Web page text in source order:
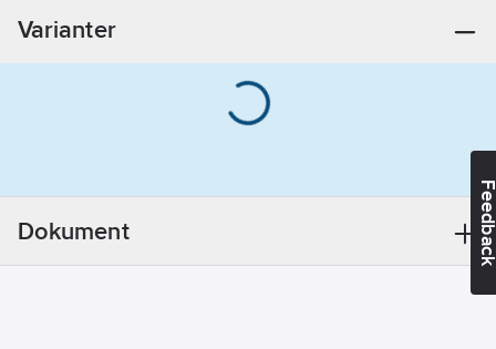
Varianter
Dokument